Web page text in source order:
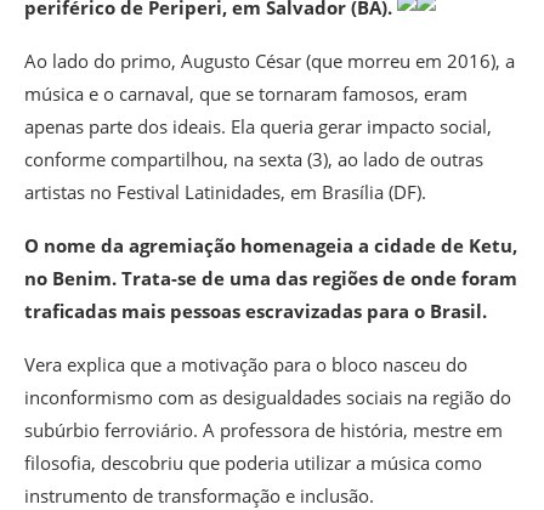
periférico de Periperi, em Salvador (BA).
Ao lado do primo, Augusto César (que morreu em 2016), a
música e o carnaval, que se tornaram famosos, eram
apenas parte dos ideais. Ela queria gerar impacto social,
conforme compartilhou, na sexta (3), ao lado de outras
artistas no Festival Latinidades, em Brasília (DF).
O nome da agremiação homenageia a cidade de Ketu,
no Benim. Trata-se de uma das regiões de onde foram
traficadas mais pessoas escravizadas para o Brasil.
Vera explica que a motivação para o bloco nasceu do
inconformismo com as desigualdades sociais na região do
subúrbio ferroviário. A professora de história, mestre em
filosofia, descobriu que poderia utilizar a música como
instrumento de transformação e inclusão.